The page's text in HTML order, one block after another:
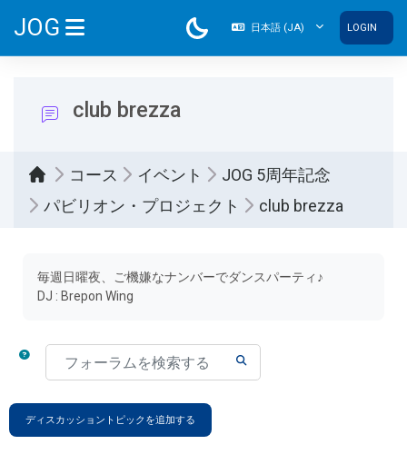
JOG 日本語 ‎(JA)‎ LOGIN
club brezza
コース イベント
JOG 5周年記念
パビリオン・プロジェクト
club brezza
毎週日曜夜、ご機嫌なナンバーでダンスパーティ♪
DJ : Brepon Wing
フォーラムを検索する
ディスカッショントピックを追加する